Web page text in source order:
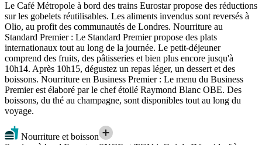
Le Café Métropole à bord des trains Eurostar propose des réductions
sur les gobelets réutilisables. Les aliments invendus sont reversés à
Olio, au profit des communautés de Londres. Nourriture au
Standard Premier : Le Standard Premier propose des plats
internationaux tout au long de la journée. Le petit-déjeuner
comprend des fruits, des pâtisseries et bien plus encore jusqu'à
10h14. Après 10h15, dégustez un repas léger, un dessert et des
boissons. Nourriture en Business Premier : Le menu du Business
Premier est élaboré par le chef étoilé Raymond Blanc OBE. Des
boissons, du thé au champagne, sont disponibles tout au long du
voyage.
Nourriture et boisson